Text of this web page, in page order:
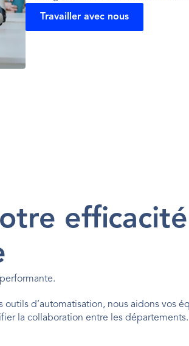
Travailler avec nous
efficacité
d’automatisation, nous aidons vos
la collaboration entre les départements.